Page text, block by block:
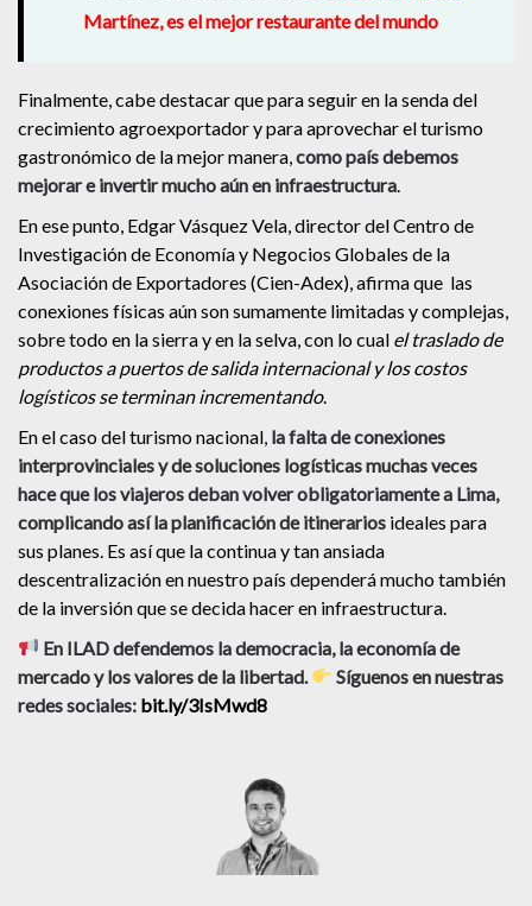
Martínez, es el mejor restaurante del mundo
Finalmente, cabe destacar que para seguir en la senda del
crecimiento agroexportador y para aprovechar el turismo
gastronómico de la mejor manera, como país debemos
mejorar e invertir mucho aún en infraestructura
En ese punto, Edgar Vásquez Vela, director del Centro de
Investigación de Economía y Negocios Globales de la
Asociación de Exportadores (Cien-Adex), afirma que las
conexiones físicas aún son sumamente limitadas y complejas,
sobre todo en la sierra y en la selva, con lo cual el traslado de
productos a puertos de salida internacional y los costos
logísticos se terminan incrementando.
En el caso del turismo nacional, la falta de conexiones
interprovinciales y de soluciones logísticas muchas veces
hace que los viajeros deban volver obligatoriamente a Lima,
complicando así la planificación de itinerarios ideales para
sus planes. Es así que la continua y tan ansiada
descentralización en nuestro país dependerá mucho también
de la inversión que se decida hacer en infraestructura.
En ILAD defendemos la democracia, la economía de
mercado y los valores de la libertad.
Síguenos en nuestras
redes sociales: bit.ly/3IsMwd8